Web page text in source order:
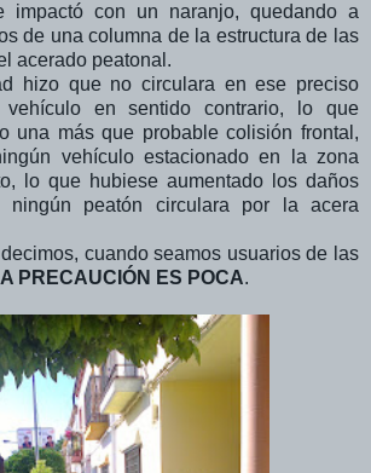
impactó con un naranjo, quedando a
de una columna de la estructura de las
acerado peatonal.
que no circulara en ese preciso
en sentido contrario, lo que
una más que probable colisión frontal,
vehículo estacionado en la zona
lo que hubiese aumentado los daños
ningún peatón circulara por la acera
cuando seamos usuarios de las
PRECAUCIÓN ES POCA.